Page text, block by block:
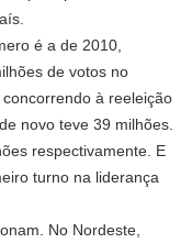
é a de 2010,
de votos no
à reeleição
novo teve 39 milhões.
respectivamente. E
turno na liderança
No Nordeste,